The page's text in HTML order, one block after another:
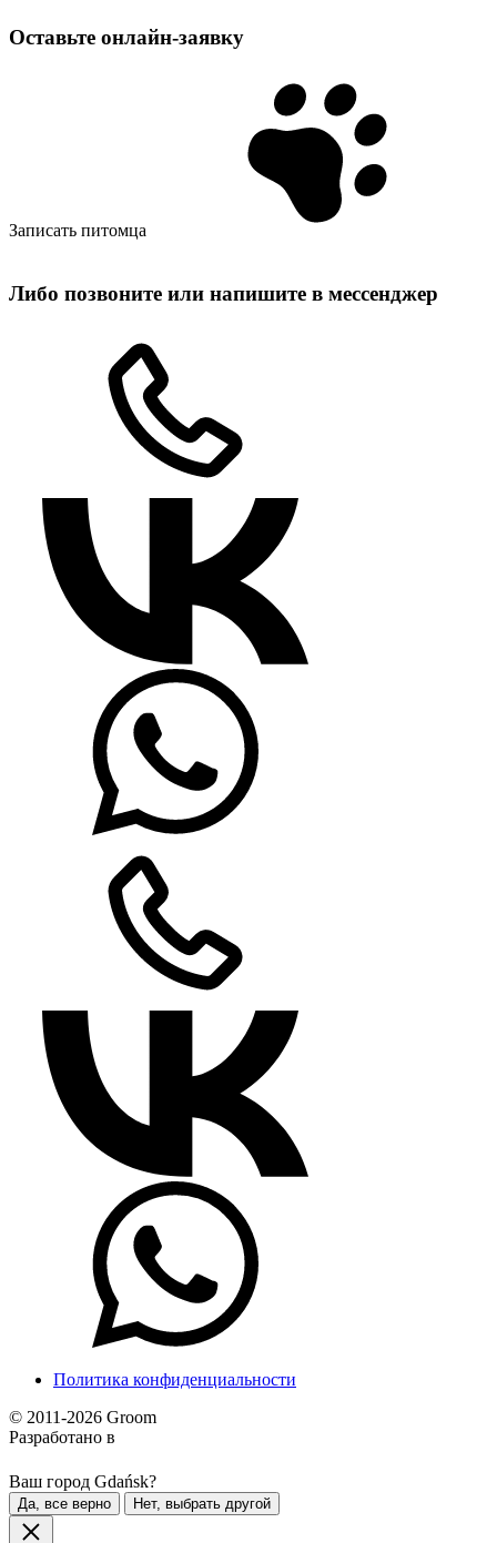
Оставьте онлайн‑заявку
Записать питомца
Либо позвоните или напишите в мессенджер
Политика конфиденциальности
© 2011-2026 Groom
Разработано в
Ваш город Gdańsk?
Да, все верно Нет, выбрать другой